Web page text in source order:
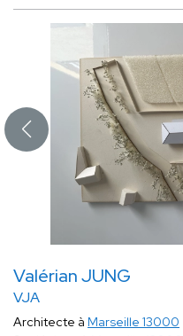
Valérian JUNG
VJA
Architecte à Marseille 13000